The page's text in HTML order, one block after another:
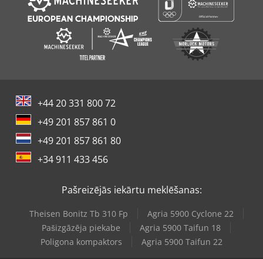
+44 20 331 800 72
+49 201 857 861 0
+49 201 857 861 80
+34 911 433 456
Pašreizējās iekārtu meklēšanas:
Theisen Bonitz Tb 310 Fp
Agria 5900 Cyclone 22
Pašizgāzēja piekabe
Agria 5900 Taifun 18
Poligona kompaktors
Agria 5900 Taifun 22